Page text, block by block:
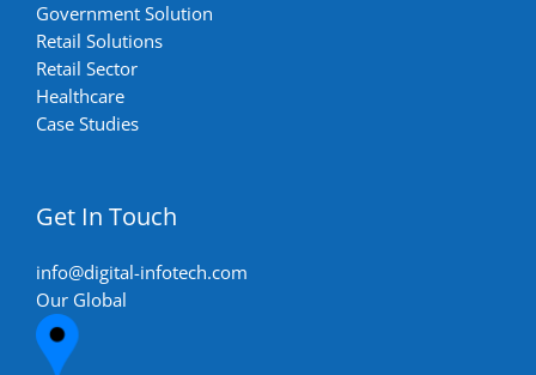
Government Solution
Retail Solutions
Retail Sector
Healthcare
Case Studies
Get In Touch
info@digital-infotech.com
Our Global